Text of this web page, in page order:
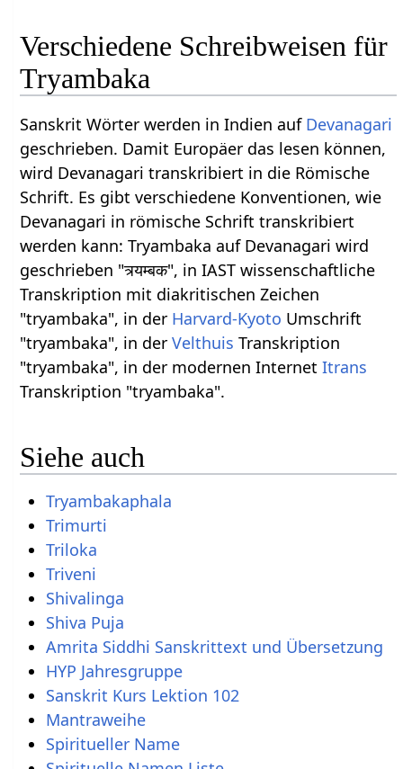
Verschiedene Schreibweisen für
Tryambaka
Sanskrit Wörter werden in Indien auf Devanagari
geschrieben. Damit Europäer das lesen können,
wird Devanagari transkribiert in die Römische
Schrift. Es gibt verschiedene Konventionen, wie
Devanagari in römische Schrift transkribiert
werden kann: Tryambaka auf Devanagari wird
geschrieben "त्र्यम्बक", in IAST wissenschaftliche
Transkription mit diakritischen Zeichen
"tryambaka", in der Harvard-Kyoto Umschrift
"tryambaka", in derVelthuis Transkription
"tryambaka", in der modernen InternetItrans
Transkription "tryambaka".
Siehe auch
Tryambakaphala
Trimurti
Triloka
Triveni
Shivalinga
Shiva Puja
Amrita Siddhi Sanskrittext und Übersetzung
HYP Jahresgruppe
Sanskrit Kurs Lektion 102
Mantraweihe
Spiritueller Name